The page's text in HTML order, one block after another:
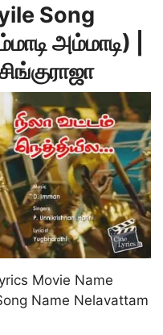
Song
அம்மாடி) |
Movie Name
Name Nelavattam